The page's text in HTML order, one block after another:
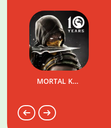
MORTAL KOMBAT